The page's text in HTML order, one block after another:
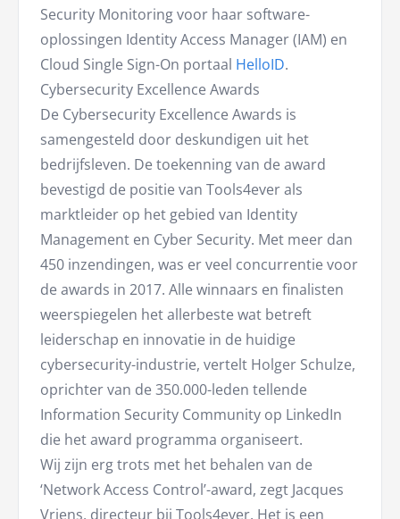
Security Monitoring voor haar software-
oplossingen Identity Access Manager (IAM) en
Cloud Single Sign-On portaal HelloID.
Cybersecurity Excellence Awards
De Cybersecurity Excellence Awards is
samengesteld door deskundigen uit het
bedrijfsleven. De toekenning van de award
bevestigd de positie van Tools4ever als
marktleider op het gebied van Identity
Management en Cyber Security. Met meer dan
450 inzendingen, was er veel concurrentie voor
de awards in 2017. Alle winnaars en finalisten
weerspiegelen het allerbeste wat betreft
leiderschap en innovatie in de huidige
cybersecurity-industrie, vertelt Holger Schulze,
oprichter van de 350.000-leden tellende
Information Security Community op LinkedIn
die het award programma organiseert.
Wij zijn erg trots met het behalen van de
‘Network Access Control’-award, zegt Jacques
Vriens, directeur bij Tools4ever. Het is een